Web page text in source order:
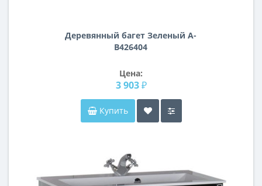
Деревянный багет Зеленый А-
В426404
Цена:
3 903 ₽
Купить